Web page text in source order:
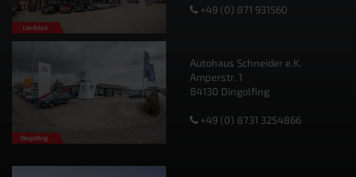
+49 (0) 871 931560
Autohaus Schneider e.K.
Amperstr. 1
84130 Dingolfing
+49 (0) 8731 3254866